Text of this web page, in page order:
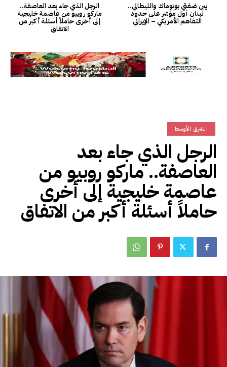
الرجل الذي جاء بعد العاصفة..
ماركو روبيو من عاصمة خليجية
إلى أخرى حاملاً أسئلة أكبر من
الاتفاق
بين ضفتي بوتوماك والليطاني..
لبنان أول مؤشر على حدود
التفاهم الأمريكي – الإيراني